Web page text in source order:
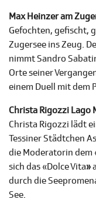
Max Heinzer am
Gefochten, gefischt,
Zugersee ins Zeug.
nimmt Sandro
Orte seiner
einem Duell mit dem
Christa Rigozzi Lago
Christa Rigozzi lädt
Tessiner Städtchen
die Moderatorin dem
sich das «Dolce Vita»
durch die
See.